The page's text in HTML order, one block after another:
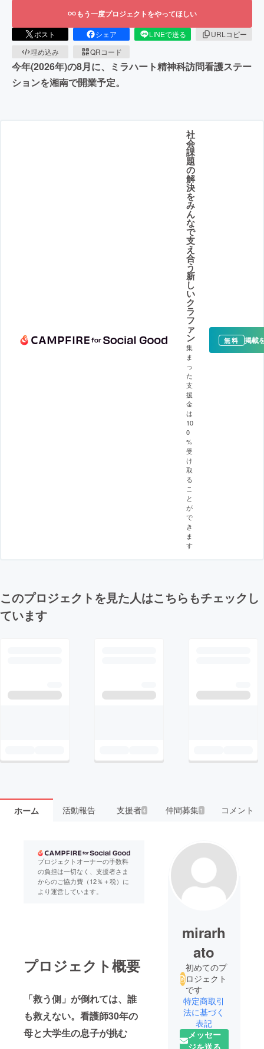
もう一度プロジェクトをやってほしい
ポスト シェア LINEで送る
URLコピー
埋め込み
QRコード
今年(2026年)の8月に、ミラハート精神科訪問看護ステー
ションを湘南で開業予定。
社
会
課
題
の
解
決
を
み
ん
な
で
支
え
合
う
新
し
い
ク
ラ
フ
ァ
ン
集
ま
っ
た
支
援
金
は
10
0
%
受
け
取
る
こ
と
が
で
き
ま
す
無料 掲載
このプロジェクトを見た人はこちらもチェックし
ています
ホーム 活動報告 支援者4 仲間募集 1 コメント
プロジェクトオーナーの手数料
の負担は一切なく、支援者さま
からのご協力費（12％＋税）に
より運営しています。
プロジェクト概要
「救う側」が倒れては、誰
も救えない。看護師30年の
母と大学生の息子が挑む
mirarh
ato
初めてのプ
ロジェクト
です
特定商取引
法に基づく
表記
メッセー